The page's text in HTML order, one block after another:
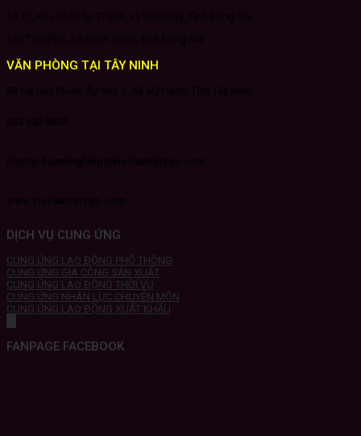
VĂN PHÒNG TẠI TÂY NINH
DỊCH VỤ CUNG ỨNG
CUNG ỨNG LAO ĐỘNG PHỔ THÔNG
CUNG ỨNG GIA CÔNG SẢN XUẤT
CUNG ỨNG LAO ĐỘNG THỜI VỤ
CUNG ỨNG NHÂN LỰC CHUYÊN MÔN
CUNG ỨNG LAO ĐỘNG XUẤT KHẨU
FANPAGE FACEBOOK